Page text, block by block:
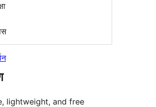
lightweight, and free